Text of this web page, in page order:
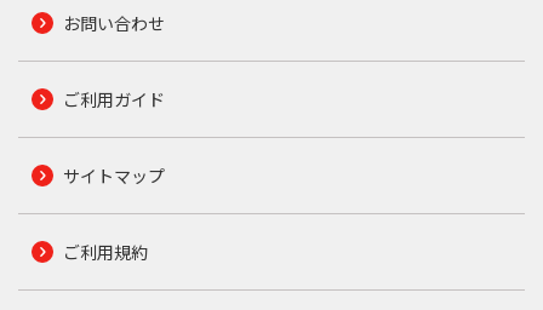
お問い合わせ
ご利用ガイド
サイトマップ
ご利用規約